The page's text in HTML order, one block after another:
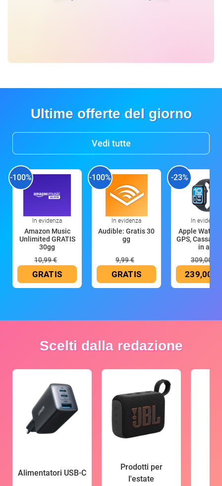
Ultime offerte del giorno
Vedi tutte
-100%
In evidenza
Amazon Music
Unlimited GRATIS
30gg
10,99 €
GRATIS
-100%
In evidenza
Audible: Gratis 30
gg
9,99 €
GRATIS
-23%
In evidenza
Apple Watch
GPS, Cassa
in all
309,00 €
239,00 €
Scelti dalla redazione
Alimentatori USB-C
Prodotti per
l'estate